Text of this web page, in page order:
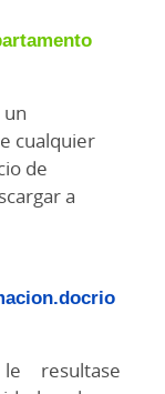
cualquier
de
a
resultase